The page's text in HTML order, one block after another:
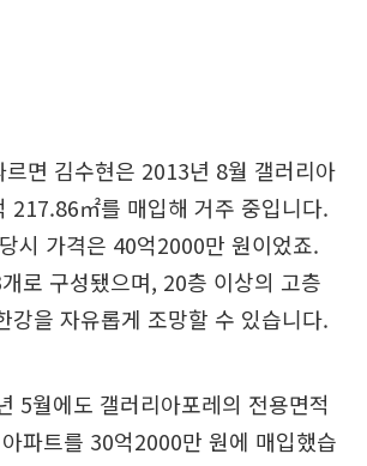
르면 김수현은 2013년 8월 갤러리아
217.86㎡를 매입해 거주 중입니다.
시 가격은 40억2000만 원이었죠.
로 구성됐으며, 20층 이상의 고층
강을 자유롭게 조망할 수 있습니다.
5월에도 갤러리아포레의 전용면적
파트를 30억2000만 원에 매입했습